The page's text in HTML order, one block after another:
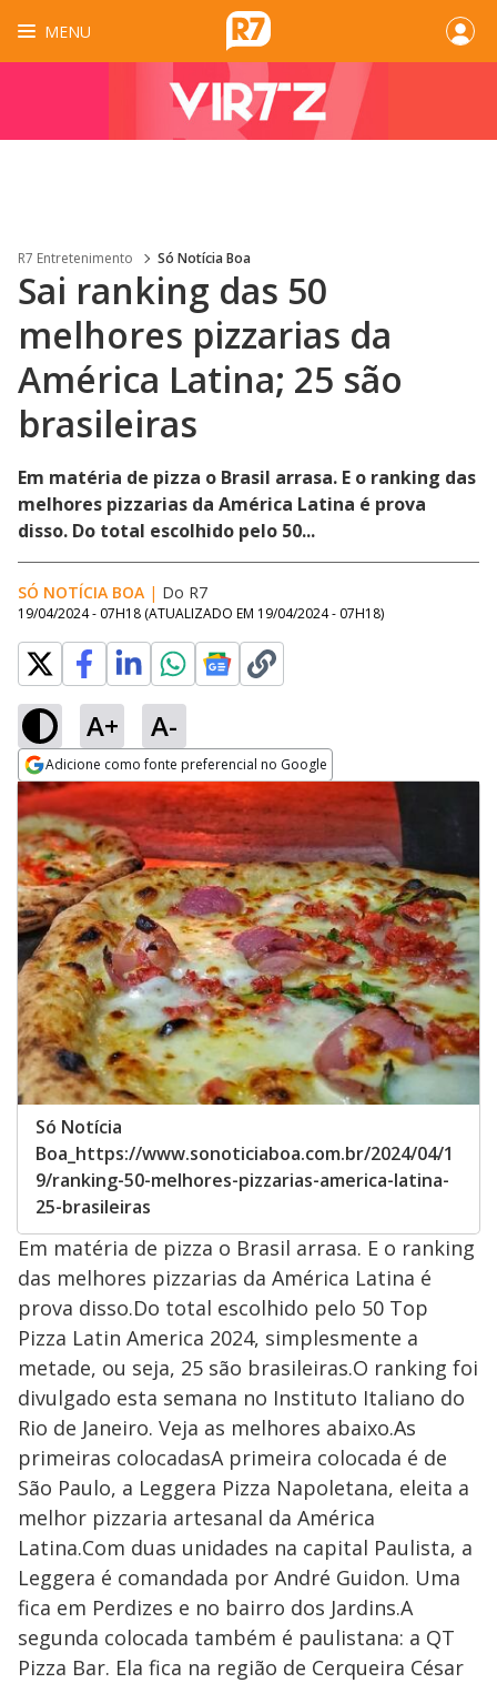
MENU
R7 Entretenimento Só Notícia Boa
Sai ranking das 50
melhores pizzarias da
América Latina; 25 são
brasileiras
Em matéria de pizza o Brasil arrasa. E o ranking das
melhores pizzarias da América Latina é prova
disso. Do total escolhido pelo 50...
SÓ NOTÍCIA BOA | Do R7
19/04/2024 - 07H18 (ATUALIZADO EM 19/04/2024 - 07H18)
A+ A-
Adicione como fonte preferencial no Google
Opens in new window
Só Notícia
Boa_https://www.sonoticiaboa.com.br/2024/04/1
9/ranking-50-melhores-pizzarias-america-latina-
25-brasileiras
Em matéria de pizza o Brasil arrasa. E o ranking
das melhores pizzarias da América Latina é
prova disso.Do total escolhido pelo 50 Top
Pizza Latin America 2024, simplesmente a
metade, ou seja, 25 são brasileiras.O ranking foi
divulgado esta semana no Instituto Italiano do
Rio de Janeiro. Veja as melhores abaixo.As
primeiras colocadasA primeira colocada é de
São Paulo, a Leggera Pizza Napoletana, eleita a
melhor pizzaria artesanal da América
Latina.Com duas unidades na capital Paulista, a
Leggera é comandada por André Guidon. Uma
fica em Perdizes e no bairro dos Jardins.A
segunda colocada também é paulistana: a QT
Pizza Bar. Ela fica na região de Cerqueira César